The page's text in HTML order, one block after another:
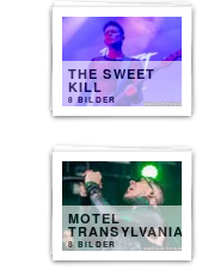
THE SWEET
KILL
8 BILDER
MOTEL
TRANSYLVANIA
8 BILDER